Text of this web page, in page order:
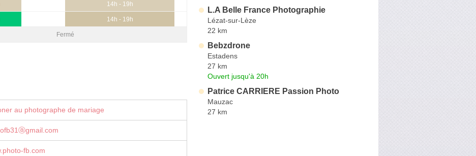
14h - 19h
14h - 19h
Fermé
au photographe de mariage
fb.com
L.A Belle France Photographie
Lézat-sur-Lèze
22 km
Bebzdrone
Estadens
27 km
Ouvert jusqu'à 20h
Patrice CARRIERE Passion Photo
Mauzac
27 km